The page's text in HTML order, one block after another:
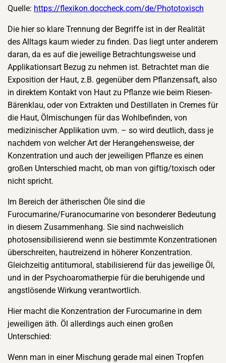
Quelle: https://flexikon.doccheck.com/de/Phototoxisch
Die hier so klare Trennung der Begriffe ist in der Realität
des Alltags kaum wieder zu finden. Das liegt unter anderem
daran, da es auf die jeweilige Betrachtungsweise und
Applikationsart Bezug zu nehmen ist. Betrachtet man die
Exposition der Haut, z.B. gegenüber dem Pflanzensaft, also
in direktem Kontakt von Haut zu Pflanze wie beim Riesen-
Bärenklau, oder von Extrakten und Destillaten in Cremes für
die Haut, Ölmischungen für das Wohlbefinden, von
medizinischer Applikation uvm. – so wird deutlich, dass je
nachdem von welcher Art der Herangehensweise, der
Konzentration und auch der jeweiligen Pflanze es einen
großen Unterschied macht, ob man von giftig/toxisch oder
nicht spricht.
Im Bereich der ätherischen Öle sind die
Furocumarine/Furanocumarine von besonderer Bedeutung
in diesem Zusammenhang. Sie sind nachweislich
photosensibilisierend wenn sie bestimmte Konzentrationen
überschreiten, hautreizend in höherer Konzentration.
Gleichzeitig antitumoral, stabilisierend für das jeweilige Öl,
und in der Psychoaromatherpie für die beruhigende und
angstlösende Wirkung verantwortlich.
Hier macht die Konzentration der Furocumarine in dem
jeweiligen äth. Öl allerdings auch einen großen
Unterschied:
Wenn man in einer Mischung gerade mal einen Tropfen